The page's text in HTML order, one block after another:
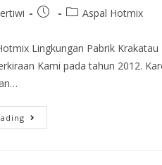
Aspal Hotmix
Lingkungan Pabrik
Kami pada tahun 2012.